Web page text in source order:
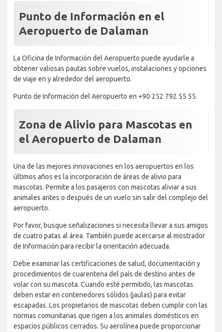
Punto de Información en el
Aeropuerto de Dalaman
La Oficina de Información del Aeropuerto puede ayudarle a
obtener valiosas pautas sobre vuelos, instalaciones y opciones
de viaje en y alrededor del aeropuerto.
Punto de Información del Aeropuerto en +90 252 792 55 55.
Zona de Alivio para Mascotas en
el Aeropuerto de Dalaman
Una de las mejores innovaciones en los aeropuertos en los
últimos años es la incorporación de áreas de alivio para
mascotas. Permite a los pasajeros con mascotas aliviar a sus
animales antes o después de un vuelo sin salir del complejo del
aeropuerto.
Por favor, busque señalizaciones si necesita llevar a sus amigos
de cuatro patas al área. También puede acercarse al mostrador
de Información para recibir la orientación adecuada.
Debe examinar las certificaciones de salud, documentación y
procedimientos de cuarentena del país de destino antes de
volar con su mascota. Cuando esté permitido, las mascotas
deben estar en contenedores sólidos (jaulas) para evitar
escapadas. Los propietarios de mascotas deben cumplir con las
normas comunitarias que rigen a los animales domésticos en
espacios públicos cerrados. Su aerolínea puede proporcionar